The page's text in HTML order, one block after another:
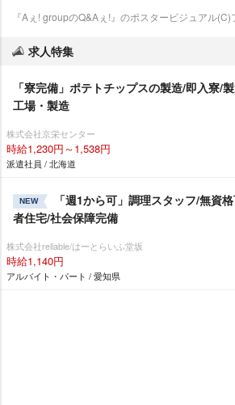
『Aぇ! groupのQ&Aぇ!』のポスタービジュアル
求人特集
「寮完備」ポテトチップスの製造/即入寮/
工場・製造
株式会社京栄センター
時給1,230円～1,538円
派遣社員 / 北海道
NEW
「週1から可」調理スタッフ/無資
者住宅/社会保障完備
株式会社reliable/はーとらいふ堂坂
時給1,140円
アルバイト・パート / 愛知県